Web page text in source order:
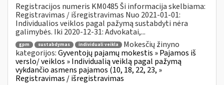
Registracijos numeris KM0485 Ši informacija skelbiama:
Registravimas / išregistravimas Nuo 2021-01-01:
Individualios veiklos pagal pažymą sustabdyti nėra
galimybės. Iki 2020-12-31: Advokatai,...
gpm sustabdymas individuali veikla
Mokesčių žinyno
kategorijos:Gyventojų pajamų mokestis » Pajamos iš
verslo/ veiklos » Individualią veiklą pagal pažymą
vykdančio asmens pajamos (10, 18, 22, 23, »
Registravimas / išregistravimas